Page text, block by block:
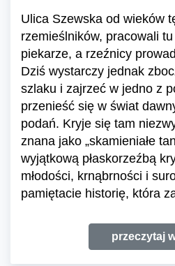
Ulica Szewska od wieków
rzemieślników, pracowali
piekarze, a rzeźnicy
Dziś wystarczy jednak
szlaku i zajrzeć w jedno z
przenieść się w świat
podań. Kryje się tam
znana jako „skamieniałe
wyjątkową płaskorzeźbą
młodości, krnąbrności i
pamiętacie historię, która
przeczytaj